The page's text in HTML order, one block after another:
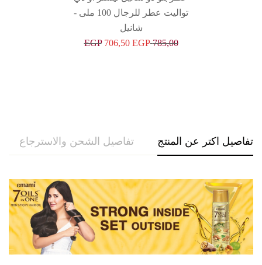
تواليت عطر للرجال 100 ملى -
شانيل
785,00
EGP 706,50EGP
تفاصيل اكتر عن المنتج تفاصيل الشحن والاسترجاع